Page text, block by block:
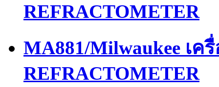
REFRACTOMETER
MA881/Milwaukee เค
REFRACTOMETER